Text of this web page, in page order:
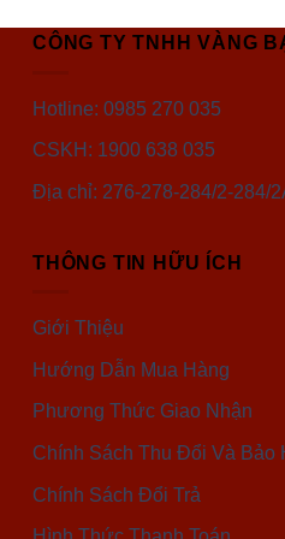
CÔNG TY TNHH VÀNG
Hotline: 0985 270 035
CSKH: 1900 638 035
Địa chỉ: 276-278-284/2-284/
THÔNG TIN HỮU ÍCH
Giới Thiệu
Hướng Dẫn Mua Hàng
Phương Thức Giao Nhận
Chính Sách Thu Đổi Và Bảo
Chính Sách Đổi Trả